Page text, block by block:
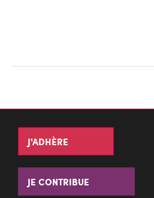
J'ADHÈRE
JE CONTRIBUE